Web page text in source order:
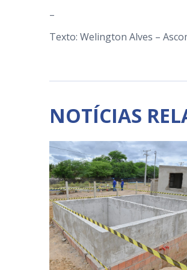
–
Texto: Welington Alves –
NOTÍCIAS